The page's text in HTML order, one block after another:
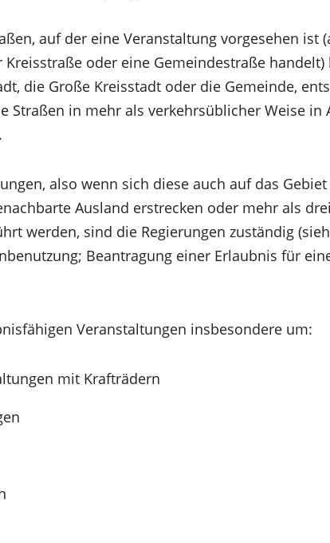
auf der eine Veranstaltung vorgesehen ist
oder eine Gemeindestraße handelt)
die Große Kreisstadt oder die Gemeinde,
Straßen in mehr als verkehrsüblicher Weise in
also wenn sich diese auch auf das
Ausland erstrecken oder mehr als
werden, sind die Regierungen zuständig
Beantragung einer Erlaubnis für
Veranstaltungen insbesondere um:
mit Krafträdern